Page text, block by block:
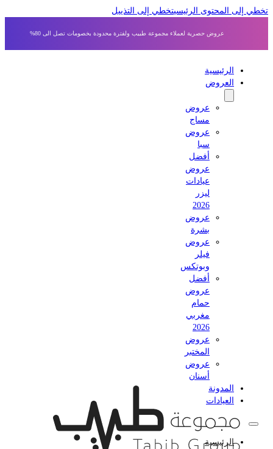
إلى المحتوى الرئيسي تخطي إلى التذييل
عروض حصرية لعملاء مجموعة طبيب ولفترة محدودة بخصومات تصل الى 80%
الرئيسية
العروض
عروض
مساج
عروض
أفضل
عروض
عيادات
عروض
بشرة
عروض
وبوتكس
أفضل
عروض
حمام
مغربي
عروض
المختبر
عروض
أسنان
المدونة
العيادات
الرئيسية